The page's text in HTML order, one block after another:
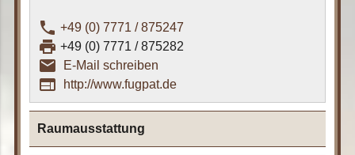
phone +49 (0) 7771 / 875247
print +49 (0) 7771 / 875282
email_outline
E-Mail schreiben
web http://www.fugpat.de
Raumausstattung